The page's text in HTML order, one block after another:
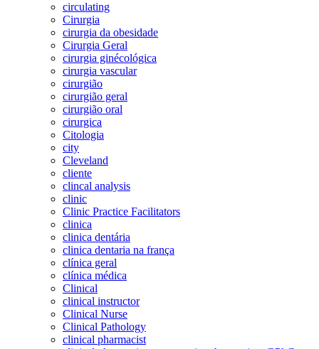
circulating
Cirurgia
cirurgia da obesidade
Cirurgia Geral
cirurgia ginécológica
cirurgia vascular
cirurgião
cirurgião geral
cirurgião oral
cirurgica
Citologia
city
Cleveland
cliente
clincal analysis
clinic
Clinic Practice Facilitators
clinica
clinica dentária
clinica dentaria na frança
clínica geral
clínica médica
Clinical
clinical instructor
Clinical Nurse
Clinical Pathology
clinical pharmacist